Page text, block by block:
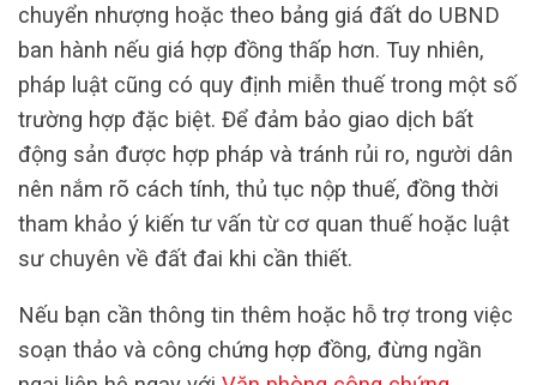
chuyển nhượng hoặc theo bảng giá đất do UBND
ban hành nếu giá hợp đồng thấp hơn. Tuy nhiên,
pháp luật cũng có quy định miễn thuế trong một số
trường hợp đặc biệt. Để đảm bảo giao dịch bất
động sản được hợp pháp và tránh rủi ro, người dân
nên nắm rõ cách tính, thủ tục nộp thuế, đồng thời
tham khảo ý kiến tư vấn từ cơ quan thuế hoặc luật
sư chuyên về đất đai khi cần thiết.
Nếu bạn cần thông tin thêm hoặc hỗ trợ trong việc
soạn thảo và công chứng hợp đồng, đừng ngần